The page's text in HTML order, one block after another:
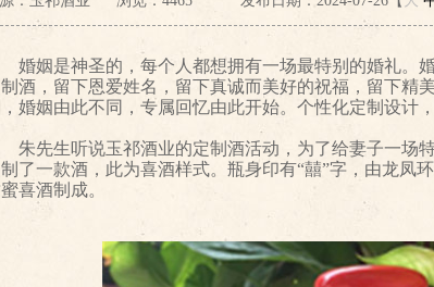
姻是神圣的，每个人都想拥有一场最特别的婚礼。
酒，留下恩爱姓名，留下真诚而美好的祝福，留下
婚姻由此不同，专属回忆由此开始。个性化定制设计
先生听说玉祁酒业的定制酒活动，为了给妻子一场
了一款酒，此为喜酒样式。瓶身印有“囍”字，由龙凤
喜酒制成。